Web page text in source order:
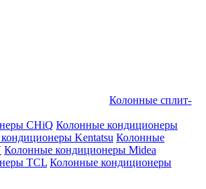
Колонные сплит-
CHiQ Колонные кондиционеры
Kentatsu Колонные
Колонные кондиционеры Midea
TCL Колонные кондиционеры